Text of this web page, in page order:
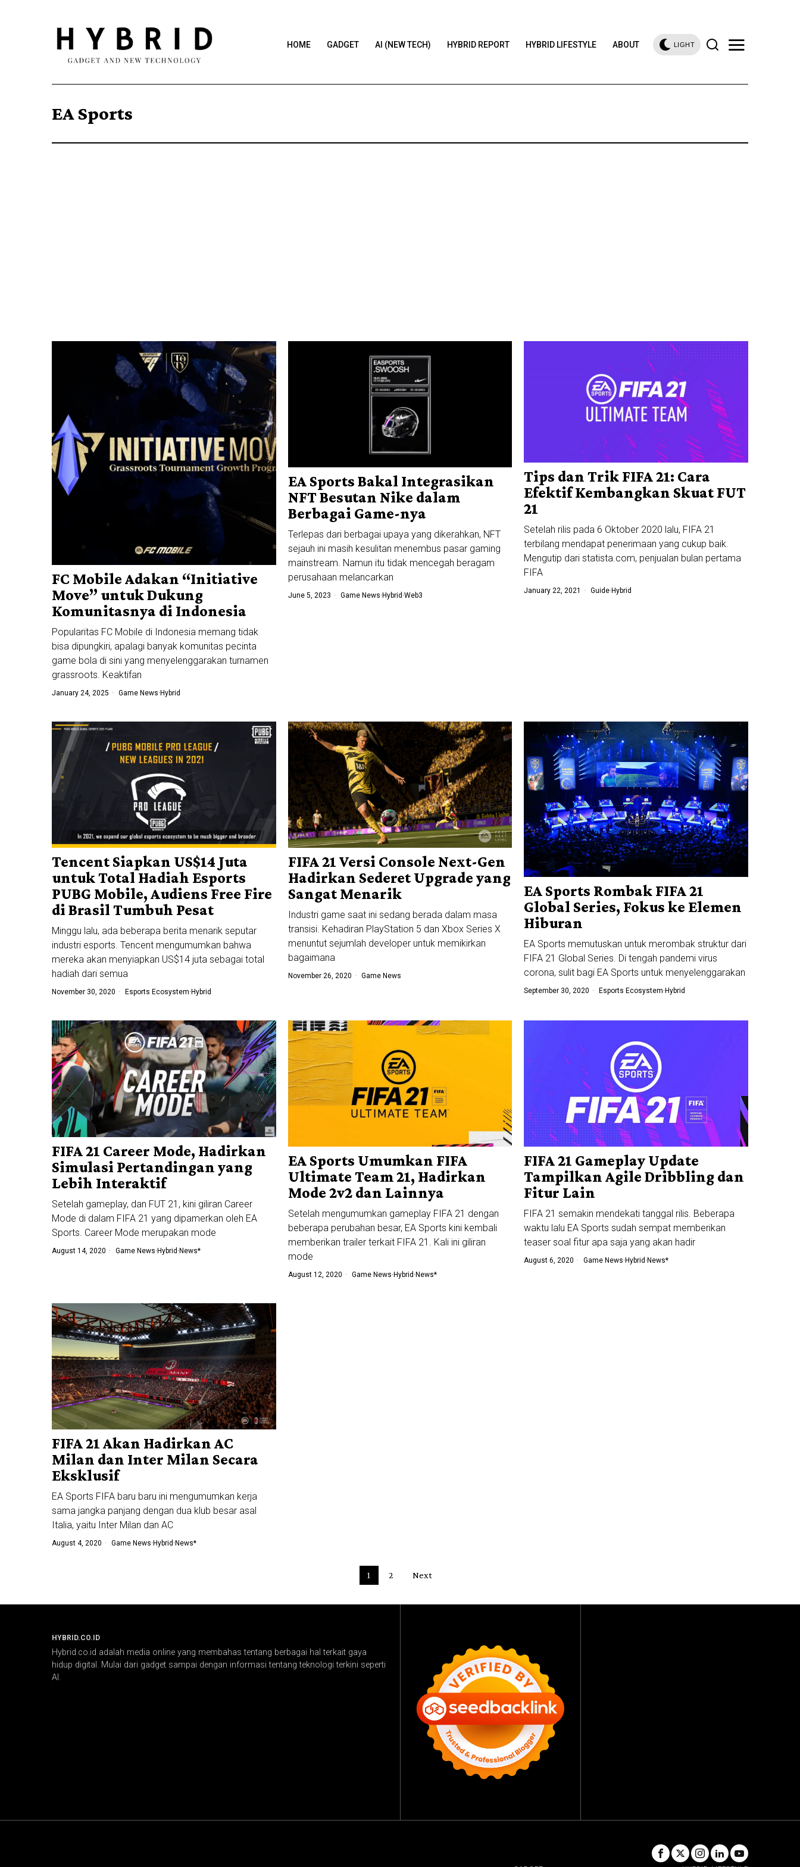
HOME GADGET AI (NEW TECH) HYBRID REPORT HYBRID LIFESTYLE ABOUT LIGHT
EA Sports
FC Mobile Adakan “Initiative
Move” untuk Dukung
Komunitasnya di Indonesia
Popularitas FC Mobile di Indonesia memang tidak
bisa dipungkiri, apalagi banyak komunitas pecinta
game bola di sini yang menyelenggarakan turnamen
grassroots. Keaktifan
January 24, 2025 Game News· Hybrid
EA Sports Bakal Integrasikan
NFT Besutan Nike dalam
Berbagai Game-nya
Terlepas dari berbagai upaya yang dikerahkan, NFT
sejauh ini masih kesulitan menembus pasar gaming
mainstream. Namun itu tidak mencegah beragam
perusahaan melancarkan
June 5, 2023 Game News·Hybrid ·Web3
Tips dan Trik FIFA 21: Cara
Efektif Kembangkan Skuat FUT
21
Setelah rilis pada 6 Oktober 2020 lalu, FIFA 21
terbilang mendapat penerimaan yang cukup baik.
Mengutip dari statista.com, penjualan bulan pertama
FIFA
January 22, 2021 Guide·Hybrid
Tencent Siapkan US$14 Juta
untuk Total Hadiah Esports
PUBG Mobile, Audiens Free Fire
di Brasil Tumbuh Pesat
Minggu lalu, ada beberapa berita menarik seputar
industri esports. Tencent mengumumkan bahwa
mereka akan menyiapkan US$14 juta sebagai total
hadiah dari semua
November 30, 2020 Esports Ecosystem· Hybrid
FIFA 21 Versi Console Next-Gen
Hadirkan Sederet Upgrade yang
Sangat Menarik
Industri game saat ini sedang berada dalam masa
transisi. Kehadiran PlayStation 5 dan Xbox Series X
menuntut sejumlah developer untuk memikirkan
bagaimana
November 26, 2020 Game News
EA Sports Rombak FIFA 21
Global Series, Fokus ke Elemen
Hiburan
EA Sports memutuskan untuk merombak struktur dari
FIFA 21 Global Series. Di tengah pandemi virus
corona, sulit bagi EA Sports untuk menyelenggarakan
September 30, 2020 Esports Ecosystem· Hybrid
FIFA 21 Career Mode, Hadirkan
Simulasi Pertandingan yang
Lebih Interaktif
Setelah gameplay, dan FUT 21, kini giliran Career
Mode di dalam FIFA 21 yang dipamerkan oleh EA
Sports. Career Mode merupakan mode
August 14, 2020 Game News· Hybrid · News*
EA Sports Umumkan FIFA
Ultimate Team 21, Hadirkan
Mode 2v2 dan Lainnya
Setelah mengumumkan gameplay FIFA 21 dengan
beberapa perubahan besar, EA Sports kini kembali
memberikan trailer terkait FIFA 21. Kali ini giliran
mode
August 12, 2020 Game News· Hybrid · News*
FIFA 21 Gameplay Update
Tampilkan Agile Dribbling dan
Fitur Lain
FIFA 21 semakin mendekati tanggal rilis. Beberapa
waktu lalu EA Sports sudah sempat memberikan
teaser soal fitur apa saja yang akan hadir
August 6, 2020 Game News· Hybrid · News*
FIFA 21 Akan Hadirkan AC
Milan dan Inter Milan Secara
Eksklusif
EA Sports FIFA baru baru ini mengumumkan kerja
sama jangka panjang dengan dua klub besar asal
Italia, yaitu Inter Milan dan AC
August 4, 2020 Game News·Hybrid ·News*
1 2 Next
HYBRID.CO.ID
Hybrid.co.id adalah media online yang membahas tentang berbagai hal terkait gaya
hidup digital. Mulai dari gadget sampai dengan informasi tentang teknologi terkini seperti
AI.